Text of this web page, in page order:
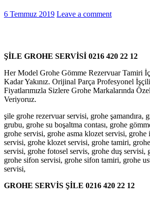
6 Temmuz 2019 Leave a comment
ŞİLE GROHE SERVİSİ 0216 420 22 12
Her Model Grohe Gömme Rezervuar Tamiri
Kadar Yakınız. Orijinal Parça Profesyonel
Fiyatlarımızla Sizlere Grohe Markalarında
Veriyoruz.
şile grohe rezervuar servisi, grohe şamandıra,
grubu, grohe su boşaltma contası, grohe
grohe servisi, grohe asma klozet servisi, grohe
servisi, grohe klozet servisi, grohe tamiri,
servisi, grohe fotosel servis, grohe duş servisi,
grohe sifon servisi, grohe sifon tamiri, grohe
servisi,
GROHE SERVİS ŞİLE 0216 420 22 12